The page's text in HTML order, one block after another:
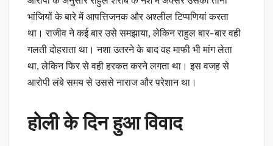
भांजियों के बारे में आपत्तिजनक और अश्लील टिप्पणियां करता
था। राजीव ने कई बार उसे समझाया, लेकिन राहुल बार-बार वही
गलती दोहराता था। नशा उतरने के बाद वह माफी भी मांग लेता
था, लेकिन फिर से वही हरकत करने लगता था। इस वजह से
आरोपी लंबे समय से उससे नाराज और परेशान था।
होली के दिन हुआ विवाद